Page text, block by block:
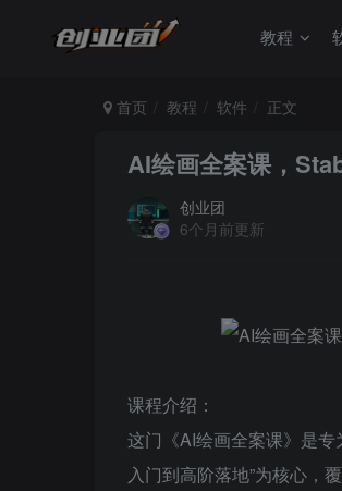
教程
首页 教程 软件 正文
AI绘画全案课，
创业团
6个月前更新
课程介绍：
这门《AI绘画全案课》是
入门到高阶落地”为核心，